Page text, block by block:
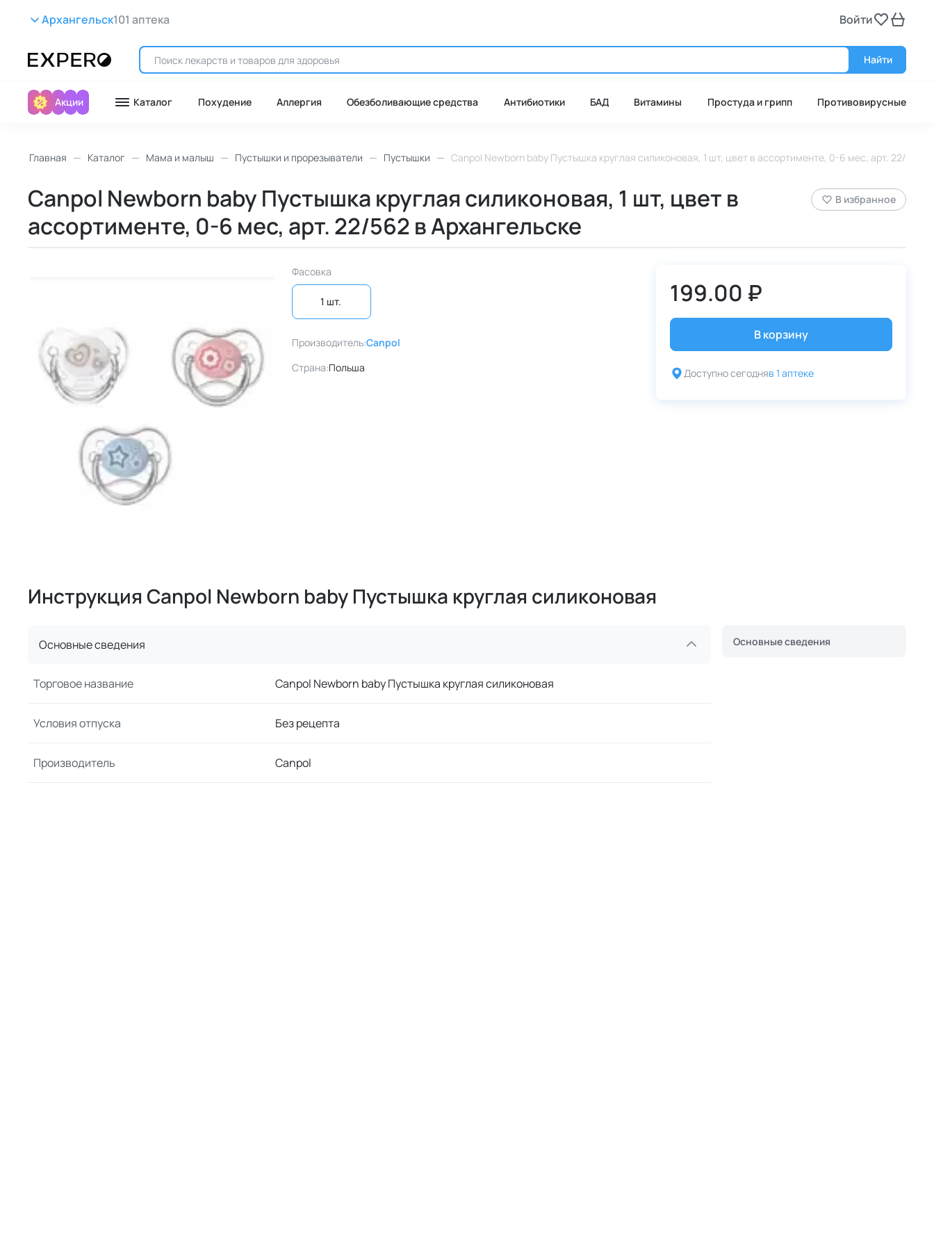
Архангельск101 аптека Войти
Найти
Акции Каталог Похудение Аллергия Обезболивающие средства Антибиотики БАД Витамины Простуда и грипп Противовирусные
Главная Каталог Мама и малыш Пустышки и прорезыватели Пустышки Canpol Newborn baby Пустышка круглая силиконовая, 1 шт, цвет в ассортименте, 0-6 мес, арт. 22/562
Canpol Newborn baby Пустышка круглая силиконовая, 1 шт, цвет в
ассортименте, 0-6 мес, арт. 22/562 в Архангельске
В избранное
Фасовка
1 шт.
Производитель:Canpol
Страна:Польша
199.00 ₽
В корзину
Доступно сегодняв 1 аптеке
Инструкция Canpol Newborn baby Пустышка круглая силиконовая
Основные сведения
Торговое название Canpol Newborn baby Пустышка круглая силиконовая
Условия отпуска Без рецепта
Производитель Canpol
Основные сведения